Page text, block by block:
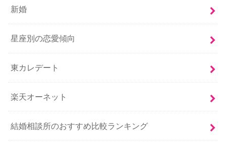
新婚
星座別の恋愛傾向
東カレデート
楽天オーネット
結婚相談所のおすすめ比較ランキング